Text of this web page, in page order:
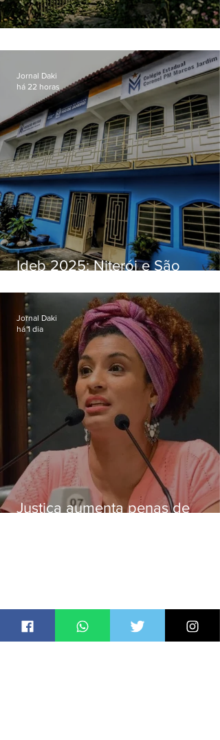
Ideb 2025: Niterói e São
distintos no ensino médio; veja
Jornal Daki
há 22 horas
Justiça aumenta penas de
Jornal Daki
há 1 dia